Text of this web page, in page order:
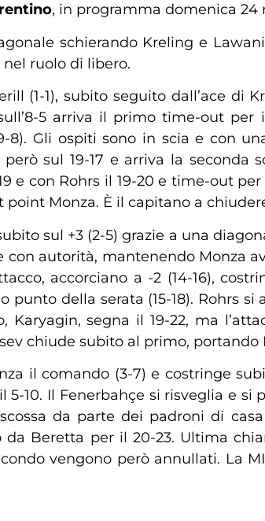
, in programma domenica 24
schierando Kreling e
ruolo di libero.
(1-1), subito seguito dall’ace di
5 arriva il primo time-out per
Gli ospiti sono in scia e con
sul 19-17 e arriva la seconda
e con Rohrs il 19-20 e time-out
Monza. È il capitano a
sul +3 (2-5) grazie a una
autorità, mantenendo Monza
accorciano a -2 (14-16),
della serata (15-18). Rohrs
Karyagin, segna il 19-22, ma
chiude subito al primo, portando
il comando (3-7) e costringe
10. Il Fenerbahçe si risveglia e si
da parte dei padroni di
Beretta per il 20-23. Ultima
vengono però annullati. La